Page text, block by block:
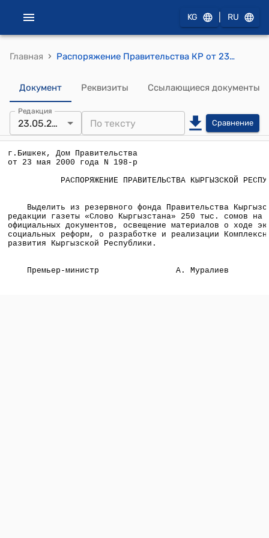
KG RU
Главная › Распоряжение Правительства КР от 23 мая 2000 года №198-р (Об опубликовании официальных документов, освещение материалов о ходе экономических и социальных реформ, о разработке и реализации Комплексной основы развития Кыргызской Республики)
Документ Реквизиты Ссылающиеся документы
Редакция
23.05.2000 Сравнение